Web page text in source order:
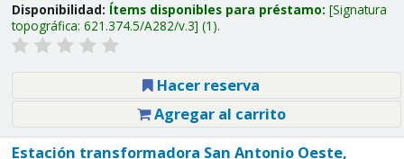
Disponibilidad: Ítems disponibles para préstamo: Signatura
topográfica: 621.374.5/A282/v.3 (1).
Hacer reserva
Agregar al carrito
Estación transformadora San Antonio Oeste,